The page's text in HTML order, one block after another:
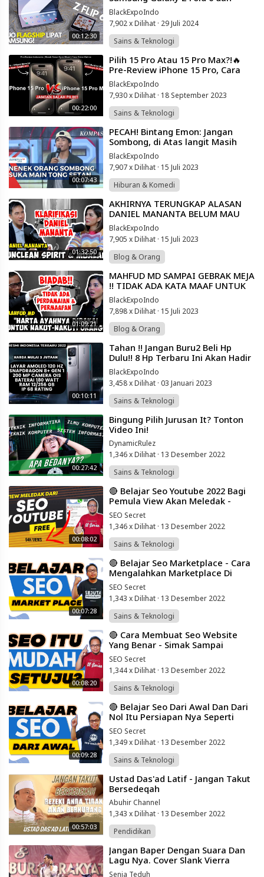
00:12:30
Galaxy Z Flip 6 Indonesia! Pilih
Yang MANA?
BlackExpoIndo
7,902 x Dilihat · 29 Juli 2024
Sains & Teknologi
00:22:00
⁣Pilih 15 Pro Atau 15 Pro Max?!🔥
Pre-Review iPhone 15 Pro, Cara
Order & Breakdown Spesifikasi! 20
BlackExpoIndo
7,930 x Dilihat · 18 September 2023
Sains & Teknologi
00:07:43
⁣PECAH! Bintang Emon: Jangan
Sombong, di Atas langit Masih
Ada... Satelit!
BlackExpoIndo
7,907 x Dilihat · 15 Juli 2023
Hiburan & Komedi
01:32:50
⁣AKHIRNYA TERUNGKAP ALASAN
DANIEL MANANTA BELUM MAU
KLARIFIKASI ... SAMPAI SEKARANG
| Merry Riana
BlackExpoIndo
7,905 x Dilihat · 15 Juli 2023
Blog & Orang
01:09:21
⁣MAHFUD MD SAMPAI GEBRAK MEJA
!! TIDAK ADA KATA MAAF UNTUK
MARIO DANDY !! | Friends of Merry
Riana
BlackExpoIndo
7,898 x Dilihat · 15 Juli 2023
Blog & Orang
00:10:11
⁣Tahan !! Jangan Buru2 Beli Hp
Dulu!! 8 Hp Terbaru Ini Akan Hadir
Dalam Waktu Dekat Di Indonesia
BlackExpoIndo
3,458 x Dilihat · 03 Januari 2023
Sains & Teknologi
00:27:42
⁣Bingung Pilih Jurusan It? Tonton
Video Ini!
DynamicRulez
1,346 x Dilihat · 13 Desember 2022
Sains & Teknologi
00:08:02
⁣🔴 Belajar Seo Youtube 2022 Bagi
Pemula View Akan Meledak -
Simak Sampai Selesai
SEO Secret
1,346 x Dilihat · 13 Desember 2022
Sains & Teknologi
00:07:28
⁣🔴 Belajar Seo Marketplace - Cara
Mengalahkan Marketplace Di
Google - Simak Sampai Selesai
SEO Secret
1,343 x Dilihat · 13 Desember 2022
Sains & Teknologi
00:08:20
⁣🔴 Cara Membuat Seo Website
Yang Benar - Simak Sampai
Selesai Ya Dijamin Pageone
Google
SEO Secret
1,344 x Dilihat · 13 Desember 2022
Sains & Teknologi
00:09:28
⁣🔴 Belajar Seo Dari Awal Dan Dari
Nol Itu Persiapan Nya Seperti
Apa?? Simak Sampai Selesai
SEO Secret
1,349 x Dilihat · 13 Desember 2022
Sains & Teknologi
00:57:03
⁣Ustad Das'ad Latif - Jangan Takut
Bersedeqah
Abuhir Channel
1,343 x Dilihat · 13 Desember 2022
Pendidikan
⁣Jangan Baper Dengan Suara Dan
Lagu Nya. Cover Slank Vierra
Dmasiv Kotak Glen Fredly
Senja Teduh